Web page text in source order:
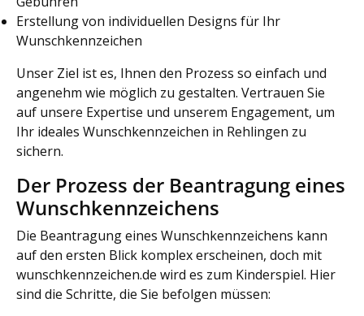
Erstellung von individuellen Designs für Ihr
Wunschkennzeichen
Unser Ziel ist es, Ihnen den Prozess so einfach und
angenehm wie möglich zu gestalten. Vertrauen Sie
auf unsere Expertise und unserem Engagement, um
Ihr ideales Wunschkennzeichen in Rehlingen zu
sichern.
Der Prozess der Beantragung eines
Wunschkennzeichens
Die Beantragung eines Wunschkennzeichens kann
auf den ersten Blick komplex erscheinen, doch mit
wunschkennzeichen.de wird es zum Kinderspiel. Hier
sind die Schritte, die Sie befolgen müssen: